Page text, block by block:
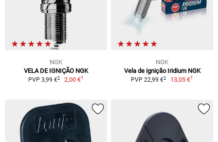
NGK
VELA DE IGNIÇÃO NGK
PVP 3,99 €2 2,00 €1
NGK
Vela de ignição Iridium NGK
PVP 22,99 €2 13,05 €1